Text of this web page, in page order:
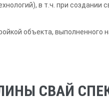
в т.ч. при создании
объекта, выполненного
СВАЙ